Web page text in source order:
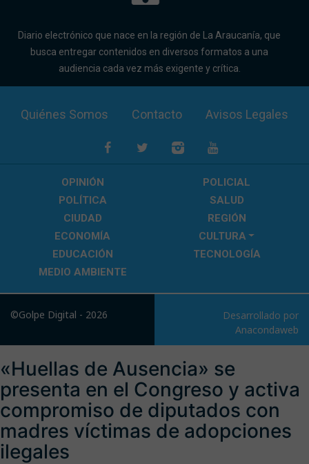
Diario electrónico que nace en la región de La Araucanía, que
busca entregar contenidos en diversos formatos a una
audiencia cada vez más exigente y crítica.
Quiénes Somos Contacto Avisos Legales
OPINIÓN
POLICIAL
POLÍTICA
SALUD
CIUDAD
REGIÓN
ECONOMÍA
CULTURA
EDUCACIÓN
TECNOLOGÍA
MEDIO AMBIENTE
©Golpe Digital - 2026
Desarrollado por
Anacondaweb
«Huellas de Ausencia» se
presenta en el Congreso y activa
compromiso de diputados con
madres víctimas de adopciones
ilegales